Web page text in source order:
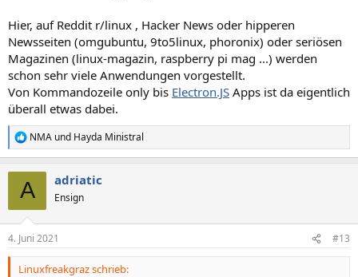
Hier, auf Reddit r/linux , Hacker News oder hipperen
Newsseiten (omgubuntu, 9to5linux, phoronix) oder seriösen
Magazinen (linux-magazin, raspberry pi mag ...) werden
schon sehr viele Anwendungen vorgestellt.
Von Kommandozeile only bis Electron.JS Apps ist da eigentlich
überall etwas dabei.
R
e
e
n
NMA und Hayda Ministral
A adriatic
Ensign
4. Juni 2021 #13
Linuxfreakgraz schrieb: